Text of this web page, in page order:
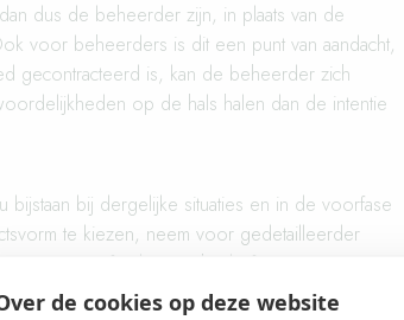
de cookies op deze website
dus de beheerder zijn, in plaats van de
voor beheerders is dit een punt van aandacht,
gecontracteerd is, kan de beheerder zich
op de hals halen dan de intentie
bijstaan bij dergelijke situaties en in de voorfase
te kiezen, neem voor gedetailleerder
info@brugrecht.nl of 070-3263281.